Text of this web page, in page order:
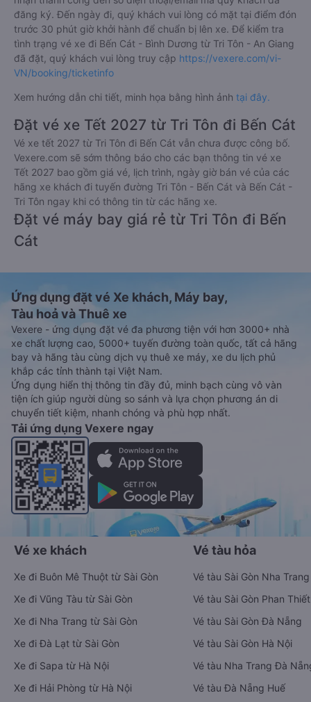
đăng ký. Đến ngày đi, quý khách vui lòng có mặt tại điểm đón
trước 30 phút giờ khởi hành để chuẩn bị lên xe. Để kiểm tra
tình trạng vé xe đi Bến Cát - Bình Dương từ Tri Tôn - An Giang
đã đặt, quý khách vui lòng truy cập https://vexere.com/vi-
VN/booking/ticketinfo
Xem hướng dẫn chi tiết, minh họa bằng hình ảnh tại đây.
Đặt vé xe Tết 2027 từ Tri Tôn đi Bến Cát
Vé xe tết 2027 từ Tri Tôn đi Bến Cát vẫn chưa được công bố.
Vexere.com sẽ sớm thông báo cho các bạn thông tin vé xe
Tết 2027 bao gồm giá vé, lịch trình, ngày giờ bán vé của các
hãng xe khách đi tuyến đường Tri Tôn - Bến Cát và Bến Cát -
Tri Tôn ngay khi có thông tin từ các hãng xe.
Đặt vé máy bay giá rẻ từ Tri Tôn đi Bến
Cát
Ứng dụng đặt vé Xe khách, Máy bay,
Tàu hoả và Thuê xe
Vexere - ứng dụng đặt vé đa phương tiện với hơn 3000+ nhà
xe chất lượng cao, 5000+ tuyến đường toàn quốc, tất cả hãng
bay và hãng tàu cùng dịch vụ thuê xe máy, xe du lịch phủ
khắp các tỉnh thành tại Việt Nam.
Ứng dụng hiển thị thông tin đầy đủ, minh bạch cùng vô vàn
tiện ích giúp người dùng so sánh và lựa chọn phương án di
chuyển tiết kiệm, nhanh chóng và phù hợp nhất.
Tải ứng dụng Vexere ngay
Vé xe khách
Xe đi Buôn Mê Thuột từ Sài Gòn
Xe đi Vũng Tàu từ Sài Gòn
Xe đi Nha Trang từ Sài Gòn
Xe đi Đà Lạt từ Sài Gòn
Xe đi Sapa từ Hà Nội
Xe đi Hải Phòng từ Hà Nội
Vé tàu hỏa
Vé tàu Sài Gòn Nha Trang
Vé tàu Sài Gòn Phan Thiết
Vé tàu Sài Gòn Đà Nẵng
Vé tàu Sài Gòn Hà Nội
Vé tàu Nha Trang Đà
Vé tàu Đà Nẵng Huế